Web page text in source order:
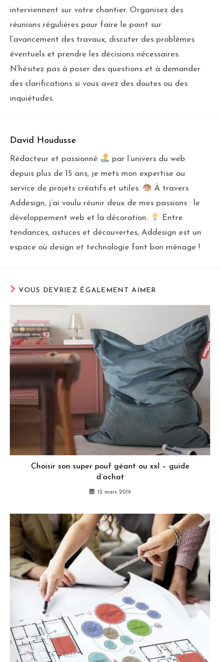
interviennent sur votre chantier. Organisez des
réunions régulières pour faire le point sur
l’avancement des travaux, discuter des problèmes
éventuels et prendre les décisions nécessaires.
N’hésitez pas à poser des questions et à demander
des clarifications si vous avez des doutes ou des
inquiétudes.
David Houdusse
Rédacteur et passionné
par l’univers du web
depuis plus de 15 ans, je mets mon expertise au
service de projets créatifs et utiles.
À travers
Addesign, j’ai voulu réunir deux de mes passions : le
développement web et la décoration.
Entre
tendances, astuces et découvertes, Addesign est un
espace où design et technologie font bon ménage !
VOUS DEVRIEZ ÉGALEMENT AIMER
Choisir son super pouf géant ou xxl – guide
d’achat
12 mars 2019